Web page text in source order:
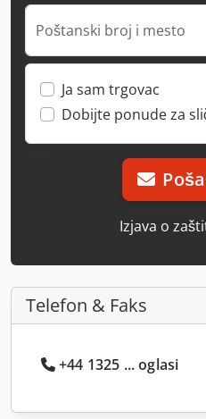
Poštanski broj i mesto
Ja sam trgovac
Dobijte ponude za
Izjava o
Telefon & Faks
+44 1325 ... oglasi